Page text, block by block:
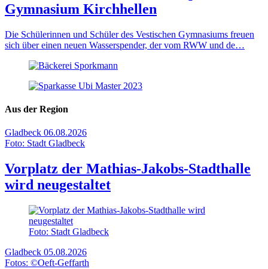
Gymnasium Kirchhellen
Die Schülerinnen und Schüler des Vestischen Gymnasiums freuen
sich über einen neuen Wasserspender, der vom RWW und de…
Aus der Region
Gladbeck 06.08.2026
Foto: Stadt Gladbeck
Vorplatz der Mathias-Jakobs-Stadthalle
wird neugestaltet
Foto: Stadt Gladbeck
Gladbeck 05.08.2026
Fotos: ©Oeft-Geffarth